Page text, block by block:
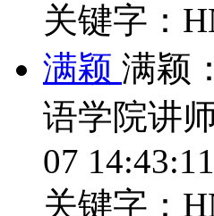
关键字：
满颖 满颖
语学院讲
07 14:43:11
关键字：